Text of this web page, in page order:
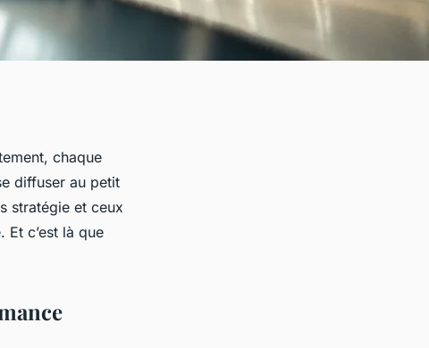
chaque
diffuser au petit
stratégie et ceux
c’est là que